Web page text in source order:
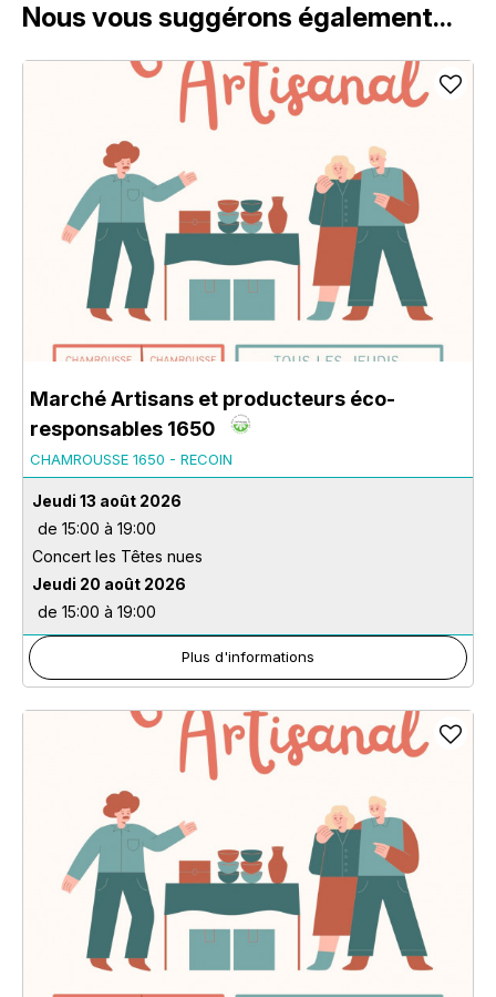
Nous vous suggérons également...
Marché Artisans et producteurs éco-
responsables 1650
CHAMROUSSE 1650 - RECOIN
Jeudi 13 août 2026
de 15:00 à 19:00
Concert les Têtes nues
Jeudi 20 août 2026
de 15:00 à 19:00
Plus d'informations